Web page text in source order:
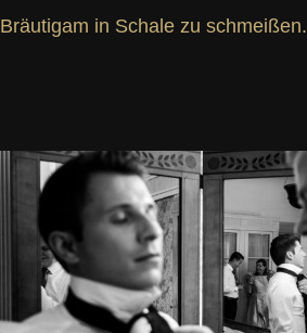
Bräutigam in Schale zu schmeißen.